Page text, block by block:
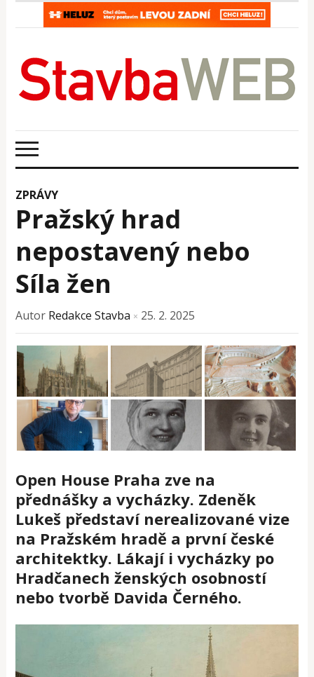
ZPRÁVY
Pražský hrad
nepostavený nebo
Síla žen
Autor Redakce Stavba × 25. 2. 2025
Open House Praha zve na
přednášky a vycházky. Zdeněk
Lukeš představí nerealizované vize
na Pražském hradě a první české
architektky. Lákají i vycházky po
Hradčanech ženských osobností
nebo tvorbě Davida Černého.